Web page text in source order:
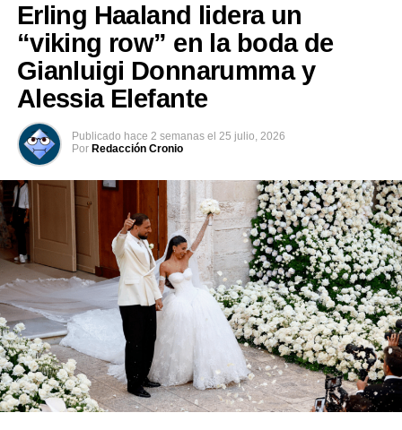
Comparte esto:
Facebook X
Me gusta esto:
Erling Haaland lidera un
“viking row” en la boda de
Gianluigi Donnarumma y
Alessia Elefante
Publicado hace 2 semanas el 25 julio, 2026
Por Redacción Cronio